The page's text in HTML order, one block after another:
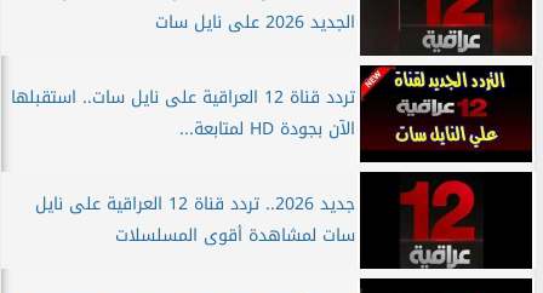
الجديد 2026 على نايل سات
تردد قناة 12 العراقية على نايل سات.. استقبلها
الآن بجودة HD لمتابعة...
جديد 2026.. تردد قناة 12 العراقية على نايل
سات لمشاهدة أقوى المسلسلات